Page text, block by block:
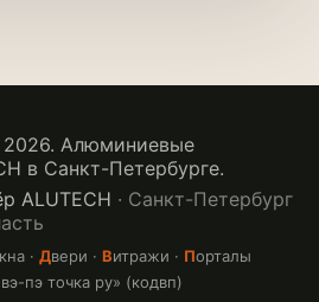
2026. Алюминиевые
в Санкт-Петербурге.
ALUTECH · Санкт-Петербург
кна · Двери · Витражи · Порталы
пэ точка ру» (кодвп)